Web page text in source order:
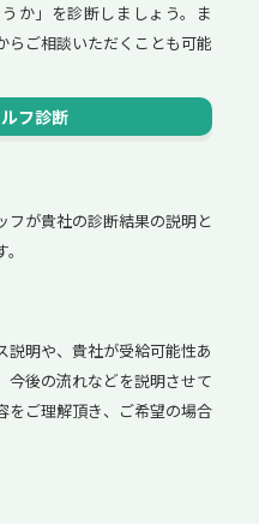
か」を診断しましょう。ま
らご相談いただくことも可能
フ診断
フが貴社の診断結果の説明と
説明や、貴社が受給可能性あ
今後の流れなどを説明させて
をご理解頂き、ご希望の場合